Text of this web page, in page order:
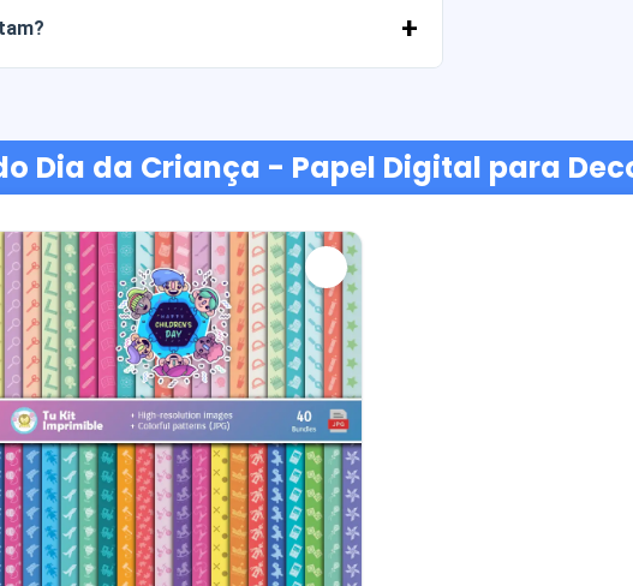
Dia da Criança - Papel Digital para